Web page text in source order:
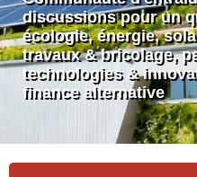
discussions pour un
écologie, énergie,
travaux & bricolage,
technologies &
finance alternative